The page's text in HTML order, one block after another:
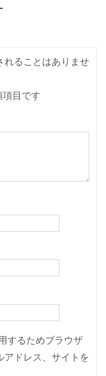
れることはありませ
目です
するためブラウザ
ドレス、サイトを